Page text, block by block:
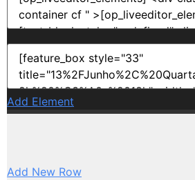
Add Element
Add New Row